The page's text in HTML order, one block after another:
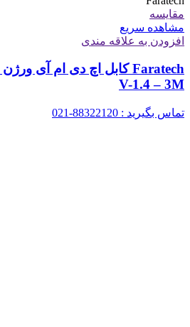
مقایسه
مشاهده سریع
افزودن به علاقه مندی
V-1.4 – 3M
تماس بگیرید : 88322120-021